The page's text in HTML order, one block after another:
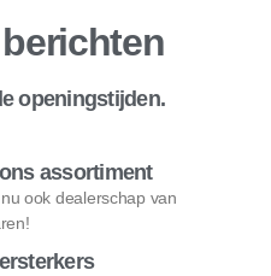
openingstijden.
assortiment
ook dealerschap van